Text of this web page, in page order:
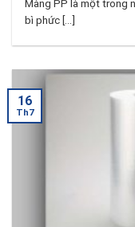
Màng PP là một trong
bì phức [...]
16
Th7